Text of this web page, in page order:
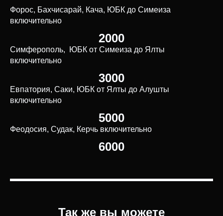
Форос, Бахчисарай, Кача, ЮБК до Симеиза
включительно
2000
Симферополь, ЮБК от Симеиза до Ялты
включительно
3000
Евпатория, Саки, ЮБК от Ялты до Алушты
включительно
5000
Феодосия, Судак, Керчь включительно
6000
Так же вы можете